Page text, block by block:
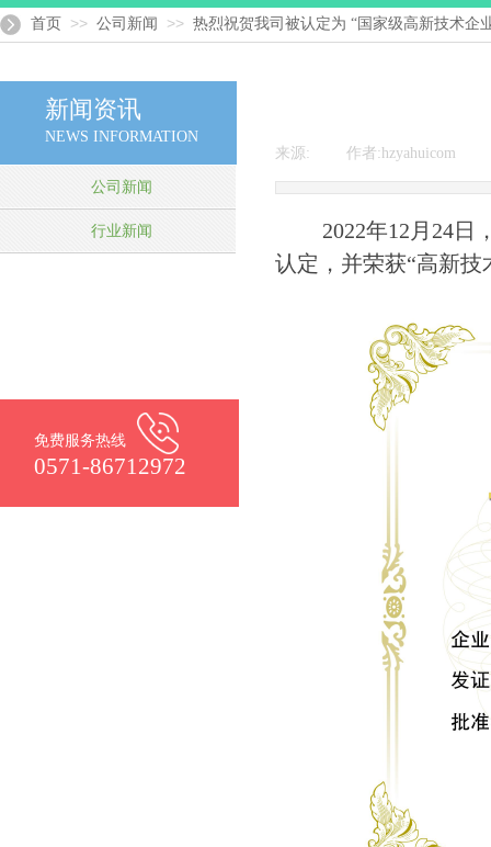
首页 >> 公司新闻 >> 热烈祝贺我司被认定为 “国家级高新技术企
来源: 作者: hzyahuicom
2022年12 月 24日
认定，并荣获“高新技
新闻资讯
NEWS INFORMATION
公司新闻
行业新闻
免费服务热线
0571-86712972